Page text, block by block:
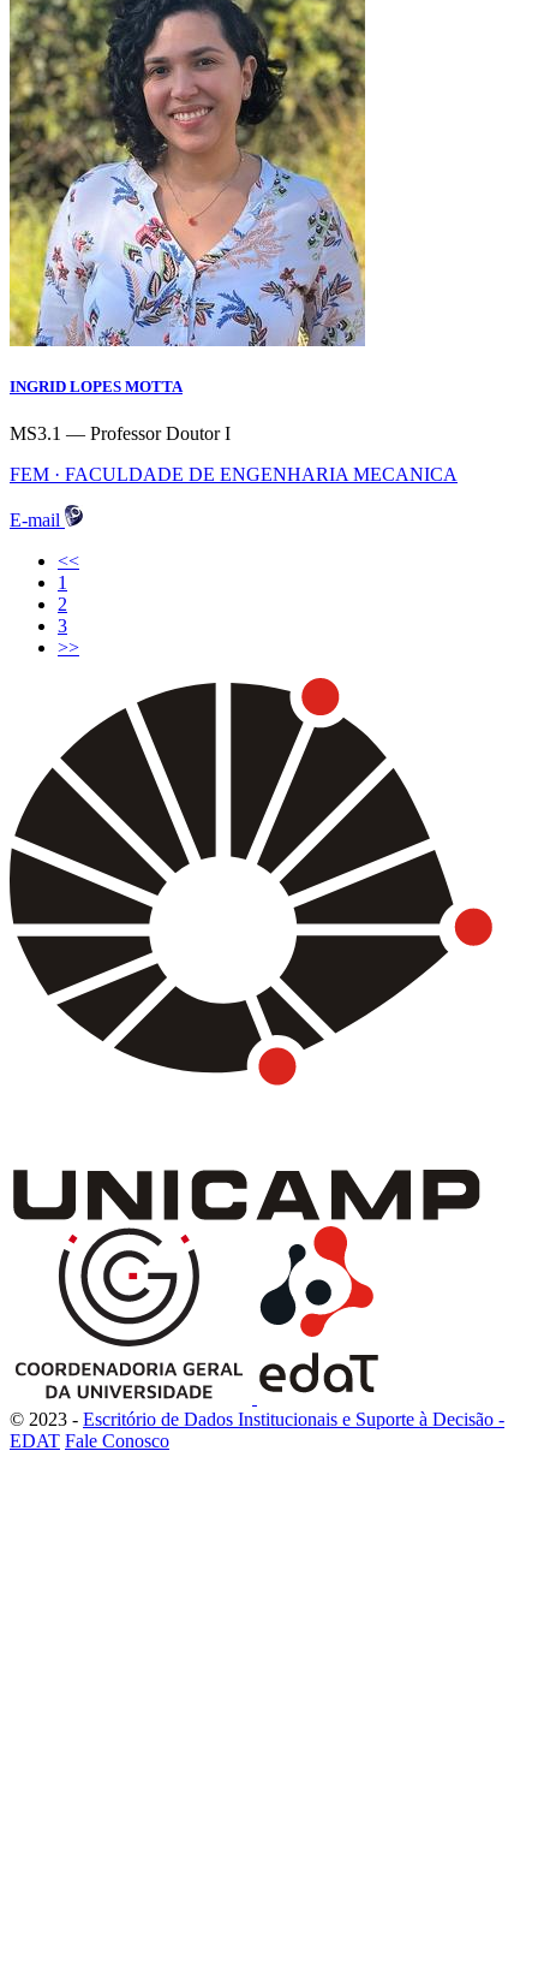
INGRID LOPES MOTTA
MS3.1 — Professor Doutor I
FEM · FACULDADE DE ENGENHARIA MECANICA
E-mail
<<
1
2
3
>>
© 2023 - Escritório de Dados Institucionais e Suporte à Decisão -
EDAT Fale Conosco